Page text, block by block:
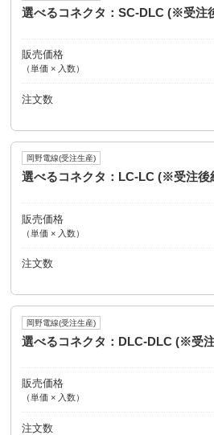
選べるコネクタ：SC-DLC (※受注
販売価格
（単価 × 入数）
注文数
岡野電線(受注生産)
選べるコネクタ：LC-LC (※受注後
販売価格
（単価 × 入数）
注文数
岡野電線(受注生産)
選べるコネクタ：DLC-DLC (※受
販売価格
（単価 × 入数）
注文数